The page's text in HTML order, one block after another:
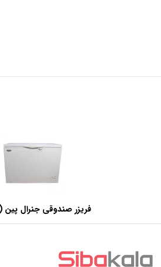
فریزر صندوقی جنرال پین
با ظرفیت 440 لیتر